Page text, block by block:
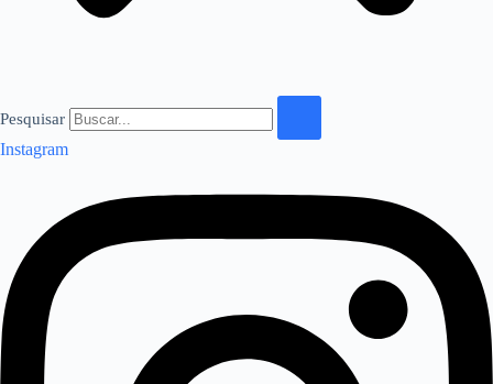
Pesquisar
Instagram